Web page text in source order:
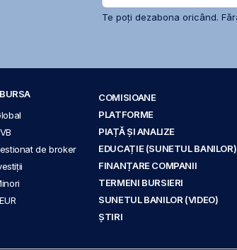
Te poți dezabona oricând.
de broker
COMISIOANE
PLATFORME
PIAȚĂ ȘI ANALIZE
EDUCAȚIE (SUNETUL BANILOR)
FINANȚARE COMPANII
TERMENI BURSIERI
SUNETUL BANILOR (VIDEO)
ȘTIRI